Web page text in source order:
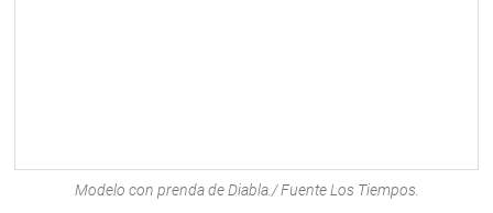
Modelo con prenda de Diabla./ Fuente Los Tiempos.